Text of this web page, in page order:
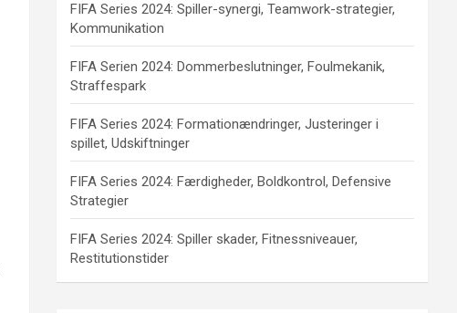
FIFA Series 2024: Spiller-synergi, Teamwork-strategier,
Kommunikation
FIFA Serien 2024: Dommerbeslutninger, Foulmekanik,
Straffespark
FIFA Series 2024: Formationændringer, Justeringer i
spillet, Udskiftninger
FIFA Series 2024: Færdigheder, Boldkontrol, Defensive
Strategier
FIFA Series 2024: Spiller skader, Fitnessniveauer,
Restitutionstider